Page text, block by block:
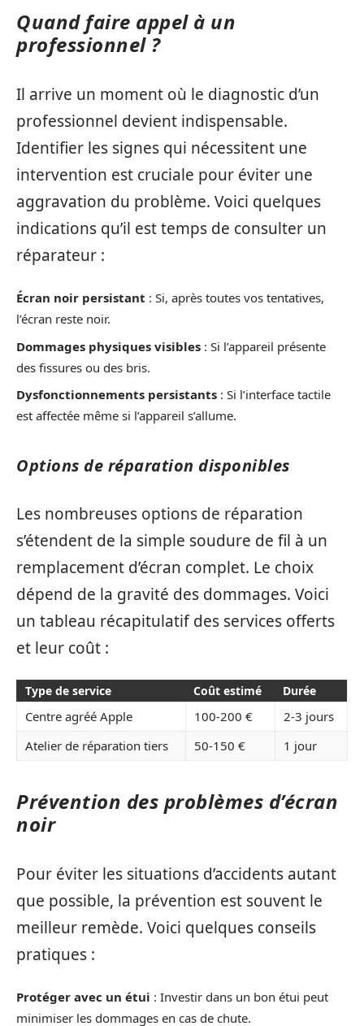
Quand faire appel à un
professionnel ?
Il arrive un moment où le diagnostic d’un
professionnel devient indispensable.
Identifier les signes qui nécessitent une
intervention est cruciale pour éviter une
aggravation du problème. Voici quelques
indications qu’il est temps de consulter un
réparateur :
Écran noir persistant : Si, après toutes vos tentatives,
l’écran reste noir.
Dommages physiques visibles : Si l’appareil présente
des fissures ou des bris.
Dysfonctionnements persistants : Si l’interface tactile
est affectée même si l’appareil s’allume.
Options de réparation disponibles
Les nombreuses options de réparation
s’étendent de la simple soudure de fil à un
remplacement d’écran complet. Le choix
dépend de la gravité des dommages. Voici
un tableau récapitulatif des services offerts
et leur coût :
Type de service Coût estimé Durée
Centre agréé Apple 100-200 €
2-3 jours
Atelier de réparation tiers
50-150 € 1 jour
Prévention des problèmes d’écran
noir
Pour éviter les situations d’accidents autant
que possible, la prévention est souvent le
meilleur remède. Voici quelques conseils
pratiques :
Protéger avec un étui : Investir dans un bon étui peut
minimiser les dommages en cas de chute.